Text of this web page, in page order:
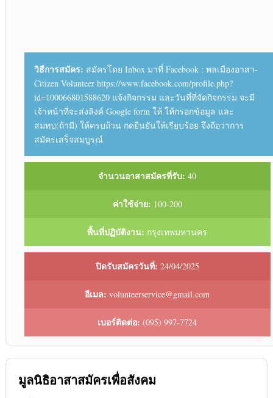
วิธีการสมัคร: สมัครโดย Inbox มาที่ Facebook : พลเมืองอาสา-
Citizen Volunteer https://www.facebook.com/profile.php?
id=100066801588620 แจ้งกิจกรรม และวันที่ที่จัดกิจกรรม จะมี
เจ้าหน้าที่จะส่งลิงค์ Google form ให้ ให้กรอกข้อมูล และ
สมทบ(ถ้ามี) ให้ครบถ้วน กดยืนยันให้เรียบร้อย จึงถือว่าการ
สมัครเสร็จสมบูรณ์
จำนวนอาสาสมัครที่รับ: 40
ค่าใช้จ่าย: 100-200
พื้นที่ปฏิบัติงาน: กรุงเทพมหานคร
ปิดรับสมัครวันที่: 24/04/2025
อีเมล: volunteerservice@gmail.com
เบอร์ติดต่อ: (095) 997-7724
มูลนิธิอาสาสมัครเพื่อสังคม